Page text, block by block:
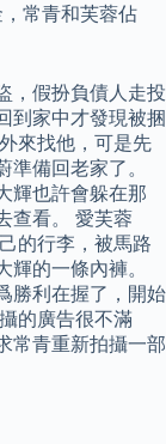
常青和芙蓉佔
，假扮負債人走投
到家中才發現被捆
來找他，可是先
備回老家了。
輝也許會躲在那
查看。 愛芙蓉
的行李，被馬路
的一條內褲。
勝利在握了，開始
的廣告很不滿
常青重新拍攝一部